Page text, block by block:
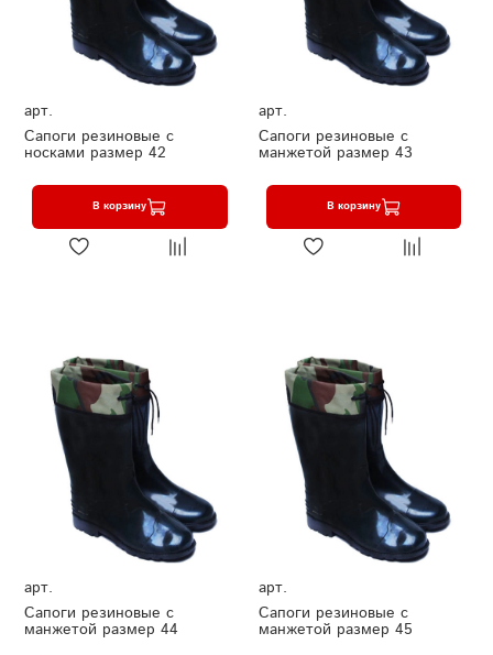
арт.
Сапоги резиновые с
носками размер 42
В корзину
арт.
Сапоги резиновые с
манжетой размер 43
В корзину
арт.
Сапоги резиновые с
манжетой размер 44
арт.
Сапоги резиновые с
манжетой размер 45